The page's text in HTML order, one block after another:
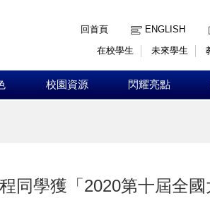
回首頁
ENGLISH
在校學生
未來學生
校園資源 閃耀亮點
同學獲「2020第十屆全國